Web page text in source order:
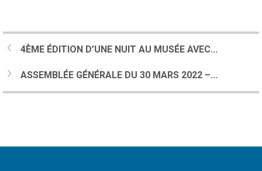
4ÈME ÉDITION D’UNE NUIT AU MUSÉE AVEC...
ASSEMBLÉE GÉNÉRALE DU 30 MARS 2022 –...